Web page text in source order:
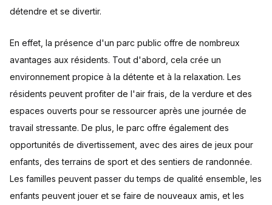
détendre et se divertir.
En effet, la présence d'un parc public offre de nombreux
avantages aux résidents. Tout d'abord, cela crée un
environnement propice à la détente et à la relaxation. Les
résidents peuvent profiter de l'air frais, de la verdure et des
espaces ouverts pour se ressourcer après une journée de
travail stressante. De plus, le parc offre également des
opportunités de divertissement, avec des aires de jeux pour
enfants, des terrains de sport et des sentiers de randonnée.
Les familles peuvent passer du temps de qualité ensemble, les
enfants peuvent jouer et se faire de nouveaux amis, et les